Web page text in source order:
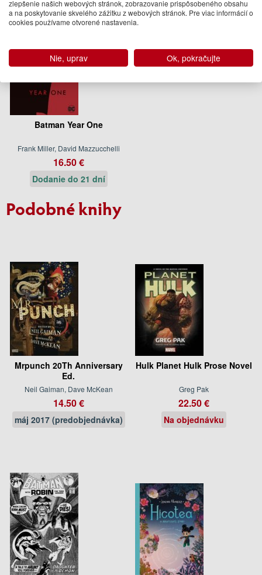
Batman Year One
Frank Miller, David Mazzucchelli
16.50 €
Dodanie do 21 dní
Podobné knihy
Mrpunch 20Th Anniversary
Ed.
Neil Gaiman, Dave McKean
14.50 €
máj 2017 (predobjednávka)
Hulk Planet Hulk Prose Novel
Greg Pak
22.50 €
Na objednávku
zlepšenie našich webových stránok, zobrazovanie prispôsobeného obsahu
a na poskytovanie skvelého zážitku z webových stránok. Pre viac informácií o
cookies používame otvorené nastavenia.
Nie, uprav Ok, pokračujte